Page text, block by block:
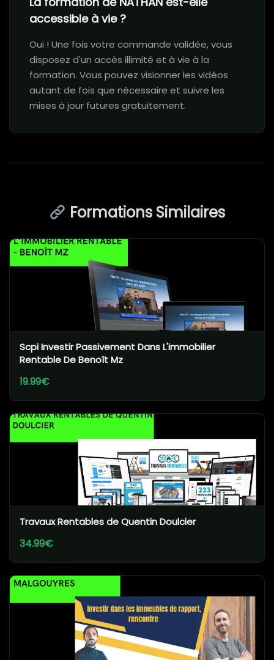
accessible à vie ?
Oui ! Une fois votre commande validée, vous
disposez d'un accès illimité et à vie à la
formation. Vous pouvez visionner les vidéos
autant de fois que nécessaire et suivre les
mises à jour futures gratuitement.
Formations Similaires
Scpi Investir Passivement Dans L'immobilier
Rentable De Benoît Mz
19.99€
Travaux Rentables de Quentin Doulcier
34.99€